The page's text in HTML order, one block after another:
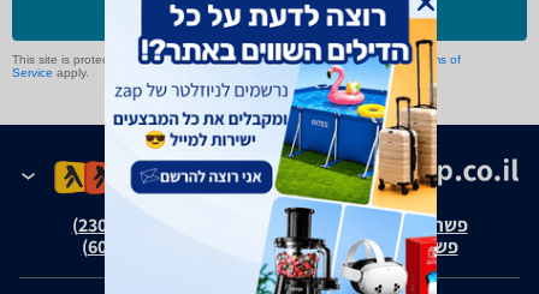
שליחה
This site is protected by reCAPTCHA and the GooglePrivacy Policyand Terms of
Service apply.
פשרה בת"צ אבנצ'יק נ' זאפ גרופ (ת"צ 23008-08-20)
פשרה בת"צ כהנים נ' זאפ גרופ (ת"צ 60371-12-19)